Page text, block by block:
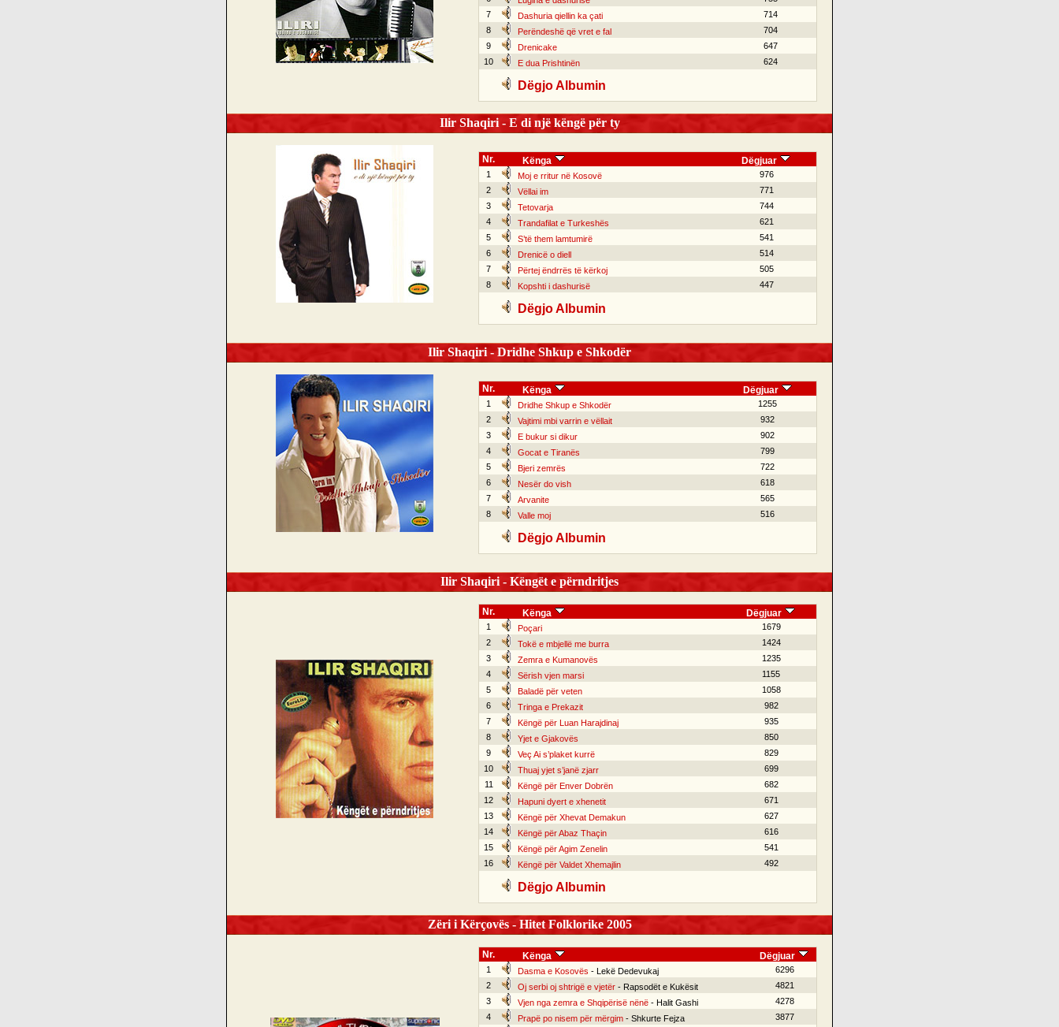
7
Dashuria qiellin ka çati
714
8
Perëndeshë që vret e fal
704
9
Drenicake
647
10
E dua Prishtinën 624
Dëgjo Albumin
Ilir Shaqiri - E di një këngë për ty
Nr. Kënga Dëgjuar
1 Moj e rritur në Kosovë
976
2
Vëllai im
771
3
Tetovarja
744
4
Trandafilat e Turkeshës
621
5
S’të them lamtumirë
541
6
Drenicë o diell
514
7
Përtej ëndrrës të kërkoj
505
8
Kopshti i dashurisë 447
Dëgjo Albumin
Ilir Shaqiri - Dridhe Shkup e Shkodër
Nr. Kënga Dëgjuar
1 Dridhe Shkup e Shkodër
1255
2
Vajtimi mbi varrin e vëllait
932
3
E bukur si dikur
902
4
Gocat e Tiranës
799
5
Bjeri zemrës
722
6
Nesër do vish
618
7
Arvanite
565
8
Valle moj 516
Dëgjo Albumin
Ilir Shaqiri - Këngët e përndritjes
Nr. Kënga Dëgjuar
1 Poçari
1679
2
Tokë e mbjellë me burra
1424
3
Zemra e Kumanovës
1235
4
Sërish vjen marsi
1155
5
Baladë për veten
1058
6
Tringa e Prekazit
982
7
Këngë për Luan Harajdinaj
935
8
Yjet e Gjakovës
850
9
Veç Ai s’plaket kurrë
829
10
Thuaj yjet s’janë zjarr
699
11
Këngë për Enver Dobrën
682
12
Hapuni dyert e xhenetit
671
13
Këngë për Xhevat Demakun
627
14
Këngë për Abaz Thaçin
616
15
Këngë për Agim Zenelin
541
16
Këngë për Valdet Xhemajlin 492
Dëgjo Albumin
Zëri i Kërçovës - Hitet Folklorike 2005
Nr. Kënga Dëgjuar
1 Dasma e Kosovës - Lekë Dedevukaj
6296
2
Oj serbi oj shtrigë e vjetër- Rapsodët e Kukësit
4821
3
Vjen nga zemra e Shqipërisë nënë- Halit Gashi
4278
4
Prapë po nisem për mërgim- Shkurte Fejza 3877